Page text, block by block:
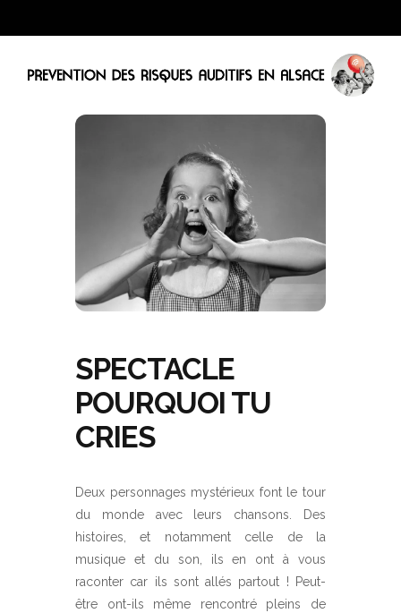
SPECTACLE
POURQUOI TU
CRIES
Deux personnages mystérieux font le tour
du monde avec leurs chansons. Des
histoires, et notamment celle de la
musique et du son, ils en ont à vous
raconter car ils sont allés partout ! Peut-
être ont-ils même rencontré pleins de